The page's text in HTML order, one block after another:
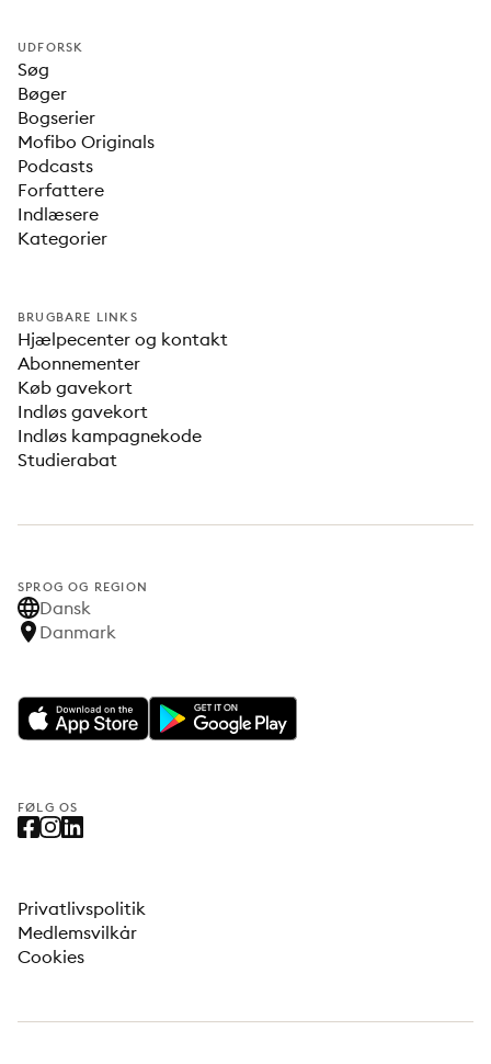
UDFORSK
Søg
Bøger
Bogserier
Mofibo Originals
Podcasts
Forfattere
Indlæsere
Kategorier
BRUGBARE LINKS
Hjælpecenter og kontakt
Abonnementer
Køb gavekort
Indløs gavekort
Indløs kampagnekode
Studierabat
SPROG OG REGION
Dansk
Danmark
FØLG OS
Privatlivspolitik
Medlemsvilkår
Cookies